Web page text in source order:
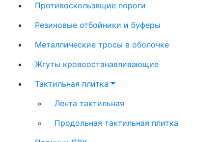
Противоскользящие пороги
Резиновые отбойники и буферы
Металлические тросы в оболочке
Жгуты кровоостанавливающие
Тактильная плитка
Лента тактильная
Продольная тактильная плитка